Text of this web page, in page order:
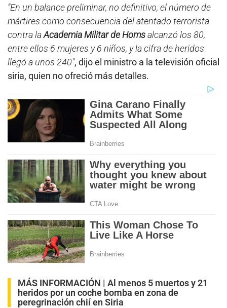
“En un balance preliminar, no definitivo, el número de
mártires como consecuencia del atentado terrorista
contra laAcademia Militar de Homsalcanzó los 80,
entre ellos 6 mujeres y 6 niños, y la cifra de heridos
llegó a unos 240″, dijo el ministro a la televisión oficial
siria, quien no ofreció más detalles.
MÁS INFORMACIÓN | Al menos 5 muertos y 21
heridos por un coche bomba en zona de
peregrinación chií en Siria